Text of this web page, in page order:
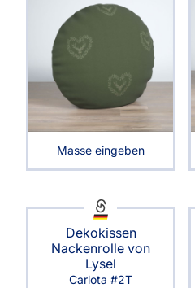
Masse eingeben
Dekokissen
Nackenrolle von
Lysel
Carlota #2T